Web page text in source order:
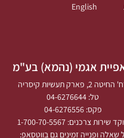
אגמי (נהמא) בע"מ
2, פארק תעשיות קיסריה
טל: 04-6276644
פקס: 04-6276556
שירות צרכנים: 1-700-70-5567
שאלה ופנייה זמינים גם בווטסאפ:
English